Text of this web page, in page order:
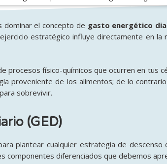
el concepto de gasto energético
estratégico influye directamente en
procesos físico-químicos que ocurren en tus
proveniente de los alimentos; de lo
sobrevivir.
(GED)
plantear cualquier estrategia de
componentes diferenciados que debemos